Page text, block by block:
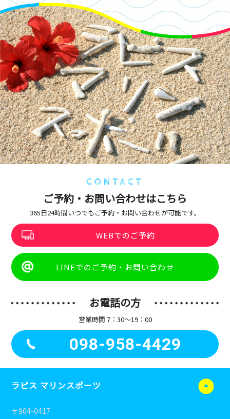
CONTACT
ご予約・お問い合わせはこちら
365日24時間いつでもご予約・お問い合わせが可能です。
WEBでのご予約
LINEでのご予約・お問い合わせ
お電話の方
営業時間 7：30〜19：00
098-958-4429
ラピス マリンスポーツ
〒904-0417